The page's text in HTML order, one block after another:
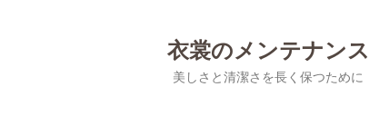
衣裳のメンテナンス
美しさと清潔さを長く保つために